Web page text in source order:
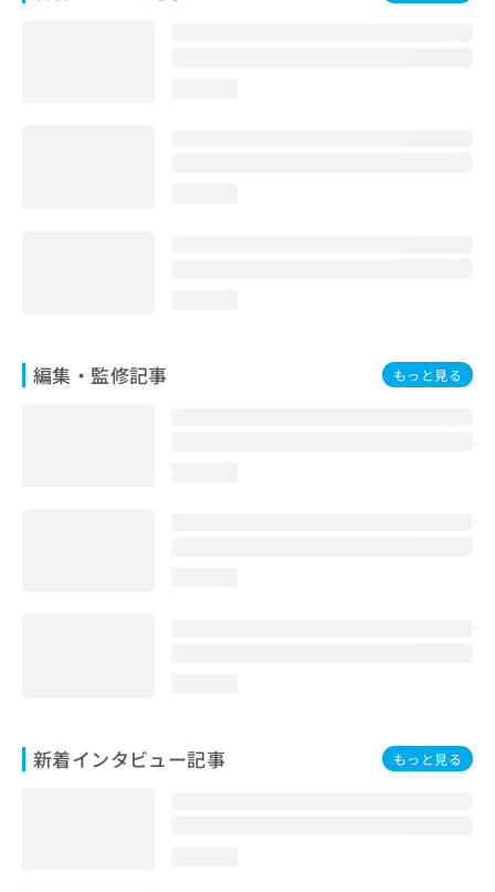
編集・監修記事 もっと見る
新着インタビュー記事 もっと見る